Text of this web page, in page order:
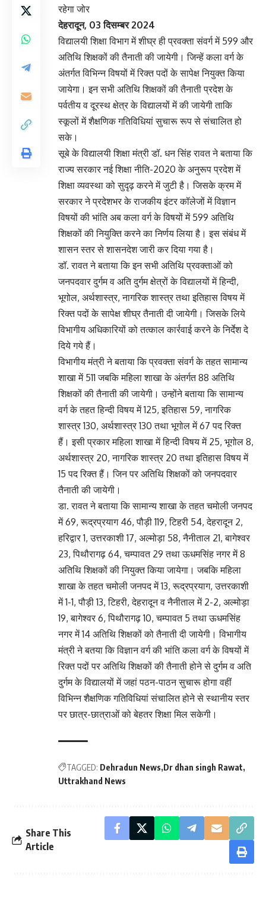
रहेगा जोर
देहरादून, 03 दिसम्बर 2024
विद्यालयी शिक्षा विभाग में शीघ्र ही प्रवक्ता संवर्ग में 599 और
अतिथि शिक्षकों की तैनाती की जायेगी। जिन्हें कला वर्ग के
अंतर्गत विभिन्न विषयों में रिक्त पदों के सापेक्ष नियुक्त किया
जायेगा। इन सभी अतिथि शिक्षकों की तैनाती प्रदेश के
पर्वतीय व दूरस्थ क्षेत्र के विद्यालयों में की जायेगी ताकि
स्कूलों में शैक्षणिक गतिविधियां सुचारू रूप से संचालित हो
सके।
सूबे के विद्यालयी शिक्षा मंत्री डॉ. धन सिंह रावत ने बताया कि
राज्य सरकार नई शिक्षा नीति-2020 के अनुरूप प्रदेश में
शिक्षा व्यवस्था को सुदृढ़ करने में जुटी है। जिसके क्रम में
सरकार ने प्रदेशभर के राजकीय इंटर कॉलेजों में विज्ञान
विषयों की भांति अब कला वर्ग के विषयों में 599 अतिथि
शिक्षकों की नियुक्ति करने का निर्णय लिया है। इस संबंध में
शासन स्तर से शासनदेश जारी कर दिया गया है।
डॉ. रावत ने बताया कि इन सभी अतिथि प्रवक्ताओं को
जनपदवार दुर्गम व अति दुर्गम क्षेत्रों के विद्यालयों में हिन्दी,
भूगोल, अर्थशास्त्र, नागरिक शास्त्र तथा इतिहास विषय में
रिक्त पदों के सापेक्ष शीघ्र तैनाती दी जायेगी। जिसके लिये
विभागीय अधिकारियों को तत्काल कार्रवाई करने के निर्देश दे
दिये गये हैं।
विभागीय मंत्री ने बताया कि प्रवक्ता संवर्ग के तहत सामान्य
शाखा में 511 जबकि महिला शाखा के अंतर्गत 88 अतिथि
शिक्षकों की तैनाती की जायेगी। उन्होंने बताया कि सामान्य
वर्ग के तहत हिन्दी विषय में 125, इतिहास 59, नागरिक
शास्त्र 130, अर्थशास्त्र 130 तथा भूगोल में 67 पद रिक्त
हैं। इसी प्रकार महिला शाखा में हिन्दी विषय में 25, भूगोल 8,
अर्थशास्त्र 20, नागरिक शास्त्र 20 तथा इतिहास विषय में
15 पद रिक्त हैं। जिन पर अतिथि शिक्षकों को जनपदवार
तैनाती की जायेगी।
डा. रावत ने बताया कि सामान्य शाखा के तहत चमोली जनपद
में 69, रूद्रप्रयाग 46, पौड़ी 119, टिहरी 54, देहरादून 2,
हरिद्वार 1, उत्तरकाशी 17, अल्मोड़ा 58, नैनीताल 21, बागेश्वर
23, पिथौरागढ़ 64, चम्पावत 29 तथा ऊधमसिंह नगर में 8
अतिथि शिक्षकों की नियुक्त किया जायेगा। जबकि महिला
शाखा के तहत चमोली जनपद में 13, रूद्रप्रयाग, उत्तरकाशी
में 1-1, पौड़ी 13, टिहरी, देहरादून व नैनीताल में 2-2, अल्मोड़ा
19, बागेश्वर 6, पिथौरागढ़ 10, चम्पावत 5 तथा ऊधमसिंह
नगर में 14 अतिथि शिक्षकों को तैनाती दी जायेगी। विभागीय
मंत्री ने बतया कि विज्ञान वर्ग की भांति कला वर्ग के विषयों में
रिक्त पदों पर अतिथि शिक्षकों की तैनाती होने से दुर्गम व अति
दुर्गम के विद्यालयों में जहां पठन-पाठन सुचारू होगा वहीं
विभिन्न शैक्षणिक गतिविधियां संचालित होने से स्थानीय स्तर
पर छात्र-छात्राओं को बेहतर शिक्षा मिल सकेगी।
TAGGED: Dehradun News Dr dhan singh Rawat
Uttrakhand News
Share This
Article